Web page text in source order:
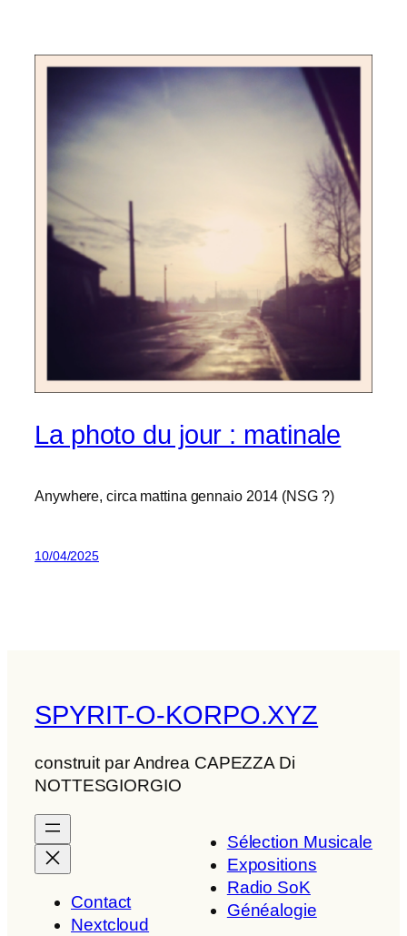
La photo du jour : matinale
Anywhere, circa mattina gennaio 2014 (NSG ?)
10/04/2025
SPYRIT-O-KORPO.XYZ
construit par Andrea CAPEZZA Di
NOTTESGIORGIO
Contact
Nextcloud
Sélection Musicale
Expositions
Radio SoK
Généalogie